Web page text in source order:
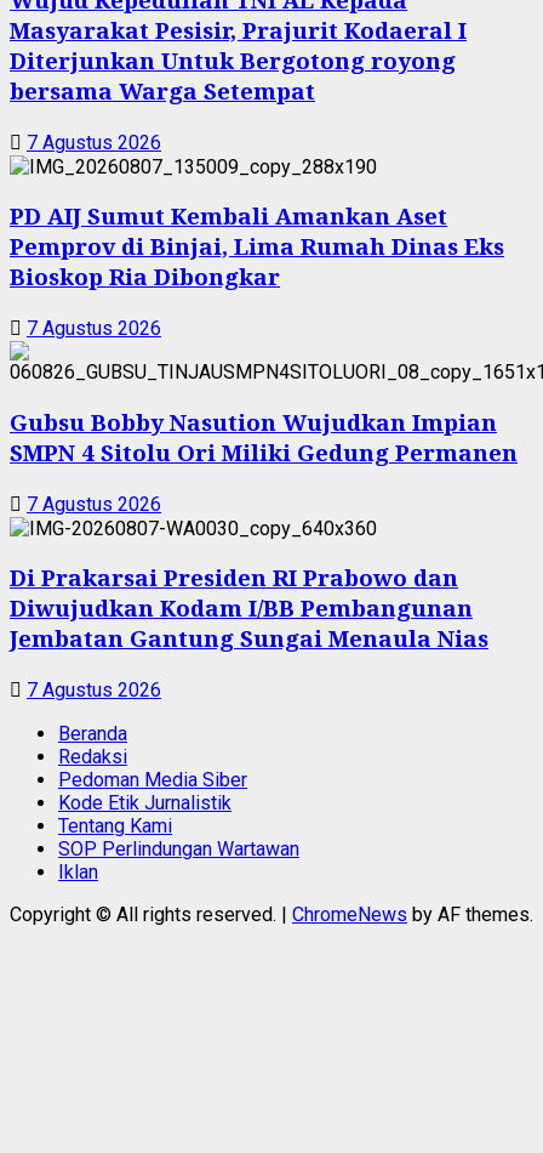
Masyarakat Pesisir, Prajurit Kodaeral I
Diterjunkan Untuk Bergotong royong
bersama Warga Setempat
7 Agustus 2026
PD AIJ Sumut Kembali Amankan Aset
Pemprov di Binjai, Lima Rumah Dinas Eks
Bioskop Ria Dibongkar
7 Agustus 2026
Gubsu Bobby Nasution Wujudkan Impian
SMPN 4 Sitolu Ori Miliki Gedung Permanen
7 Agustus 2026
Di Prakarsai Presiden RI Prabowo dan
Diwujudkan Kodam I/BB Pembangunan
Jembatan Gantung Sungai Menaula Nias
7 Agustus 2026
Beranda
Redaksi
Pedoman Media Siber
Kode Etik Jurnalistik
Tentang Kami
SOP Perlindungan Wartawan
Iklan
Copyright © All rights reserved. | ChromeNews by AF themes.